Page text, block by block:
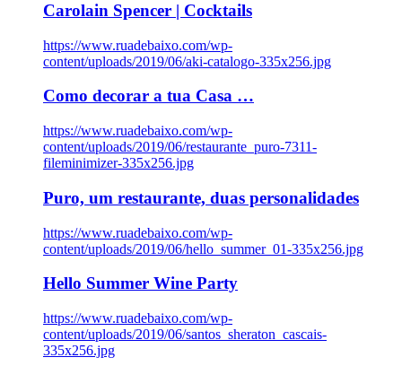
Carolain Spencer | Cocktails
https://www.ruadebaixo.com/wp-
content/uploads/2019/06/aki-catalogo-335x256.jpg
Como decorar a tua Casa …
https://www.ruadebaixo.com/wp-
content/uploads/2019/06/restaurante_puro-7311-
fileminimizer-335x256.jpg
Puro, um restaurante, duas personalidades
https://www.ruadebaixo.com/wp-
content/uploads/2019/06/hello_summer_01-335x256.jpg
Hello Summer Wine Party
https://www.ruadebaixo.com/wp-
content/uploads/2019/06/santos_sheraton_cascais-
335x256.jpg